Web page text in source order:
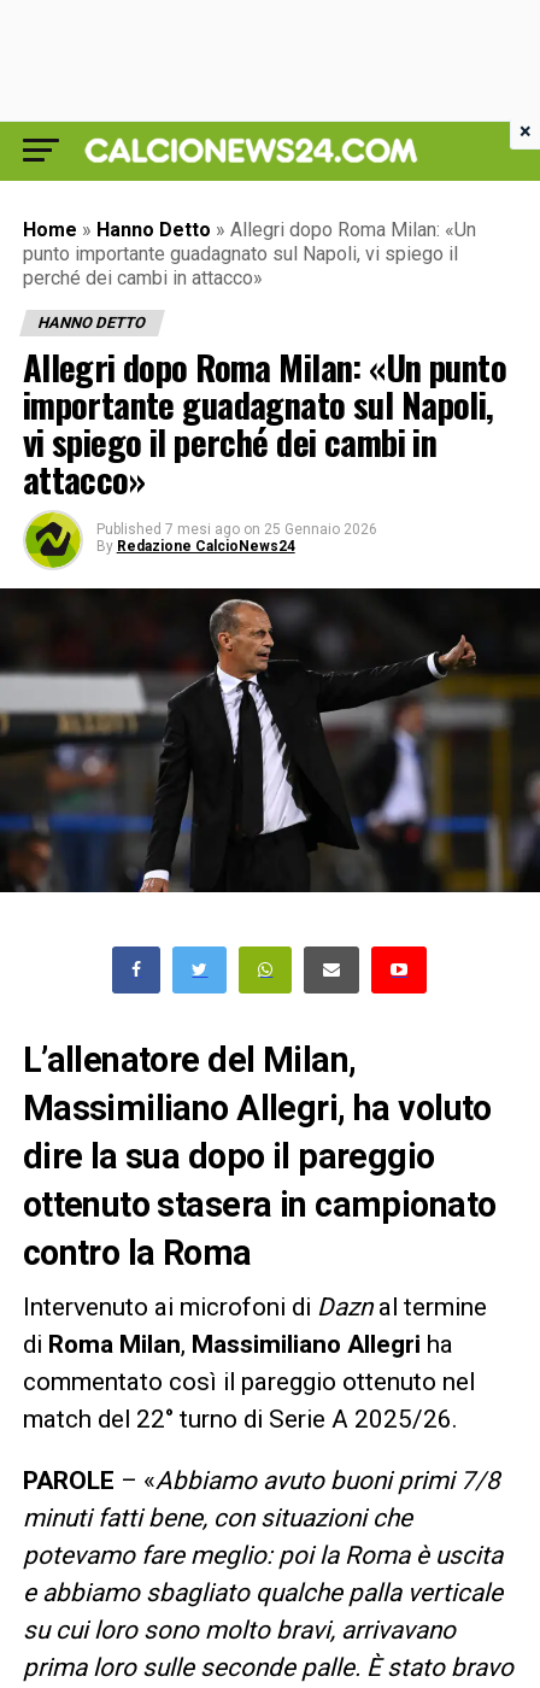
Home » Hanno Detto » Allegri dopo Roma Milan: «Un
punto importante guadagnato sul Napoli, vi spiego il
perché dei cambi in attacco»
HANNO DETTO
Allegri dopo Roma Milan: «Un punto
importante guadagnato sul Napoli,
vi spiego il perché dei cambi in
attacco»
Published 7 mesi ago on 25 Gennaio 2026
By Redazione CalcioNews24
L’allenatore del Milan,
Massimiliano Allegri, ha voluto
dire la sua dopo il pareggio
ottenuto stasera in campionato
contro la Roma
Intervenuto ai microfoni di Daznal termine
di Roma Milan, Massimiliano Allegri ha
commentato così il pareggio ottenuto nel
match del 22° turno di Serie A 2025/26.
PAROLE – «Abbiamo avuto buoni primi 7/8
minuti fatti bene, con situazioni che
potevamo fare meglio: poi la Roma è uscita
e abbiamo sbagliato qualche palla verticale
su cui loro sono molto bravi, arrivavano
prima loro sulle seconde palle. È stato bravo
×